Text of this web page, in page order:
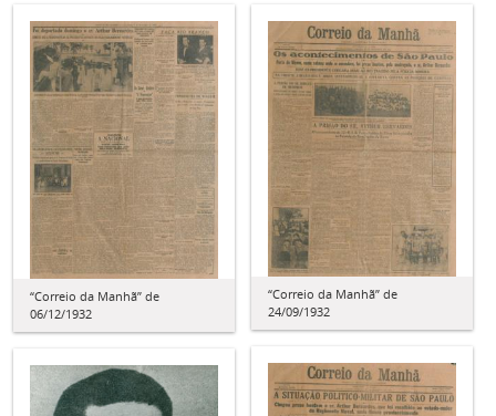
“Correio da Manhã” de
06/12/1932
“Correio da Manhã” de
24/09/1932